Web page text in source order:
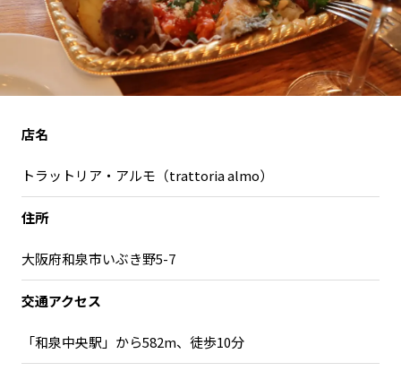
岡山エリア
広島エリア
山口エリア
徳島エリア
香川エリア
愛媛エリア
高知エリア
福岡エリア
佐賀エリア
宮崎エリア
鹿児島エリア
沖縄エリア
カテゴリから探す
プレスリリース
行政連携記事
店名
トラットリア・アルモ（trattoria almo）
住所
大阪府和泉市いぶき野5-7
交通アクセス
「和泉中央駅」から582m、徒歩10分